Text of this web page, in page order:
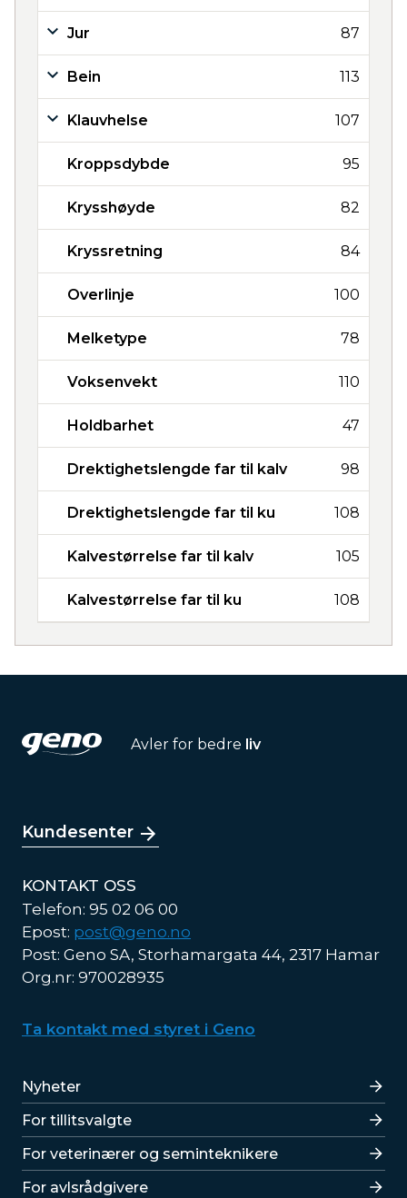
Jur 87
Bein 113
Klauvhelse 107
Kroppsdybde 95
Krysshøyde 82
Kryssretning 84
Overlinje 100
Melketype 78
Voksenvekt 110
Holdbarhet 47
Drektighetslengde far til kalv 98
Drektighetslengde far til ku 108
Kalvestørrelse far til kalv 105
Kalvestørrelse far til ku 108
Avler for bedre liv
Kundesenter
KONTAKT OSS
Telefon: 95 02 06 00
Epost: post@geno.no
Post: Geno SA, Storhamargata 44, 2317 Hamar
Org.nr: 970028935
Ta kontakt med styret i Geno
Lenker
Nyheter
For tillitsvalgte
For veterinærer og seminteknikere
For avlsrådgivere